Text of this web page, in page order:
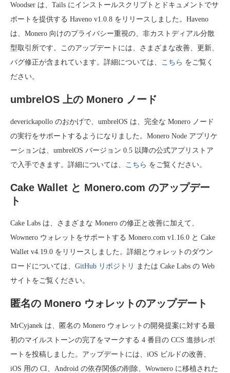
Woodser は、Tails にインストールスクリプトとドキュメントでサ
ポートを提供する Haveno v1.0.8 をリリースしました。Haveno
は、Monero 向けのプライバシー重視の、非カストディアル分散
型取引所です。このアップデートには、さまざまな改善、更新、
バグ修正が含まれています。詳細については、 こちら をご覧く
ださい。
umbrelOS 上の Monero ノード
deverickapollo のおかげで、umbrelOS は、完全な Monero ノード
の実行をサポートするようになりました。Monero Node アプリケ
ーションは、umbrelOS バージョン 0.5 以降の公式アプリストア
で入手できます。詳細については、 こちら をご覧ください。
Cake Wallet と Monero.com のアップデー
ト
Cake Labs は、さまざまな Monero の修正と改善に加えて、
Wownero ウォレットをサポートする Monero.com v1.16.0 と Cake
Wallet v4.19.0 をリリースしました。詳細とウォレットのダウン
ロードについては、 GitHub リポジトリ または Cake Labs の Web
サイトをご覧ください。
匿名の Monero ウォレットのアップデート
MrCyjanek は、匿名の Monero ウォレットの開発提案に対する最
初のマイルストーンの完了をマークする 4 番目の CCS 進捗レポ
ートを投稿しました。アップデートには、iOS ビルドの改善、
iOS 用の CI、Android の依存関係の削除、Wownero に移植された